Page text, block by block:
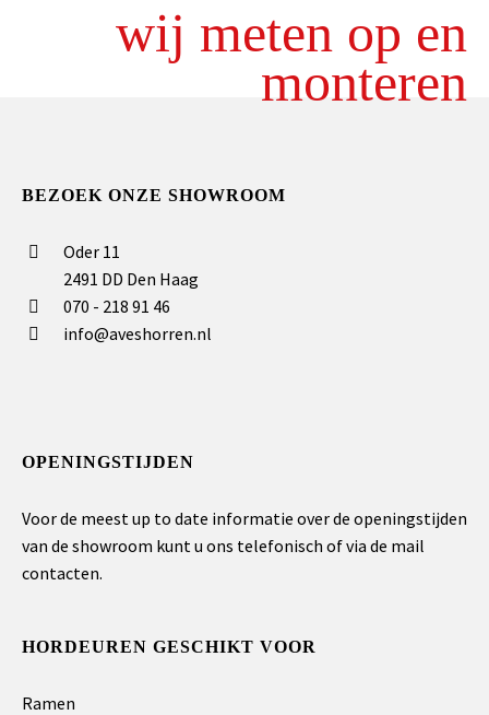
wij meten op en
monteren
BEZOEK ONZE SHOWROOM
Oder 11
2491 DD Den Haag
070 - 218 91 46
info@aveshorren.nl
OPENINGSTIJDEN
Voor de meest up to date informatie over de openingstijden
van de showroom kunt u ons telefonisch of via de mail
contacten.
HORDEUREN GESCHIKT VOOR
Ramen